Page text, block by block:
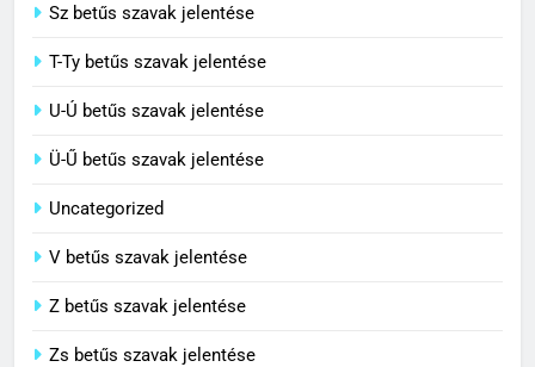
Sz betűs szavak jelentése
T-Ty betűs szavak jelentése
U-Ú betűs szavak jelentése
Ü-Ű betűs szavak jelentése
Uncategorized
V betűs szavak jelentése
Z betűs szavak jelentése
Zs betűs szavak jelentése